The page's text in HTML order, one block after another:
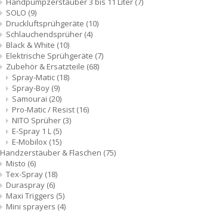
SOLO (9)
Druckluftsprühgeräte (10)
Schlauchendsprüher (4)
Black & White (10)
Elektrische Sprühgeräte (7)
Zubehör & Ersatzteile (68)
Spray-Matic (18)
Spray-Boy (9)
Samourai (20)
Pro-Matic / Resist (16)
NITO Sprüher (3)
E-Spray 1 L (5)
E-Mobilox (15)
Handzerstäuber & Flaschen (75)
Misto (6)
Tex-Spray (18)
Duraspray (6)
Maxi Triggers (5)
Mini sprayers (4)